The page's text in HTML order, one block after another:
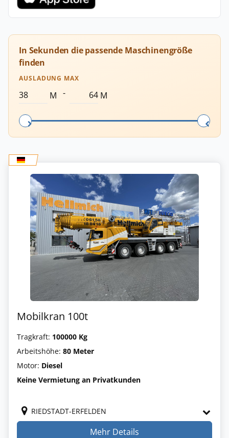
In Sekunden die passende Maschinengröße
finden
AUSLADUNG MAX
M - M
Mobilkran 100t
Tragkraft: 100000 Kg
Arbeitshöhe: 80 Meter
Motor: Diesel
Keine Vermietung an Privatkunden
RIEDSTADT-ERFELDEN
Mehr Details